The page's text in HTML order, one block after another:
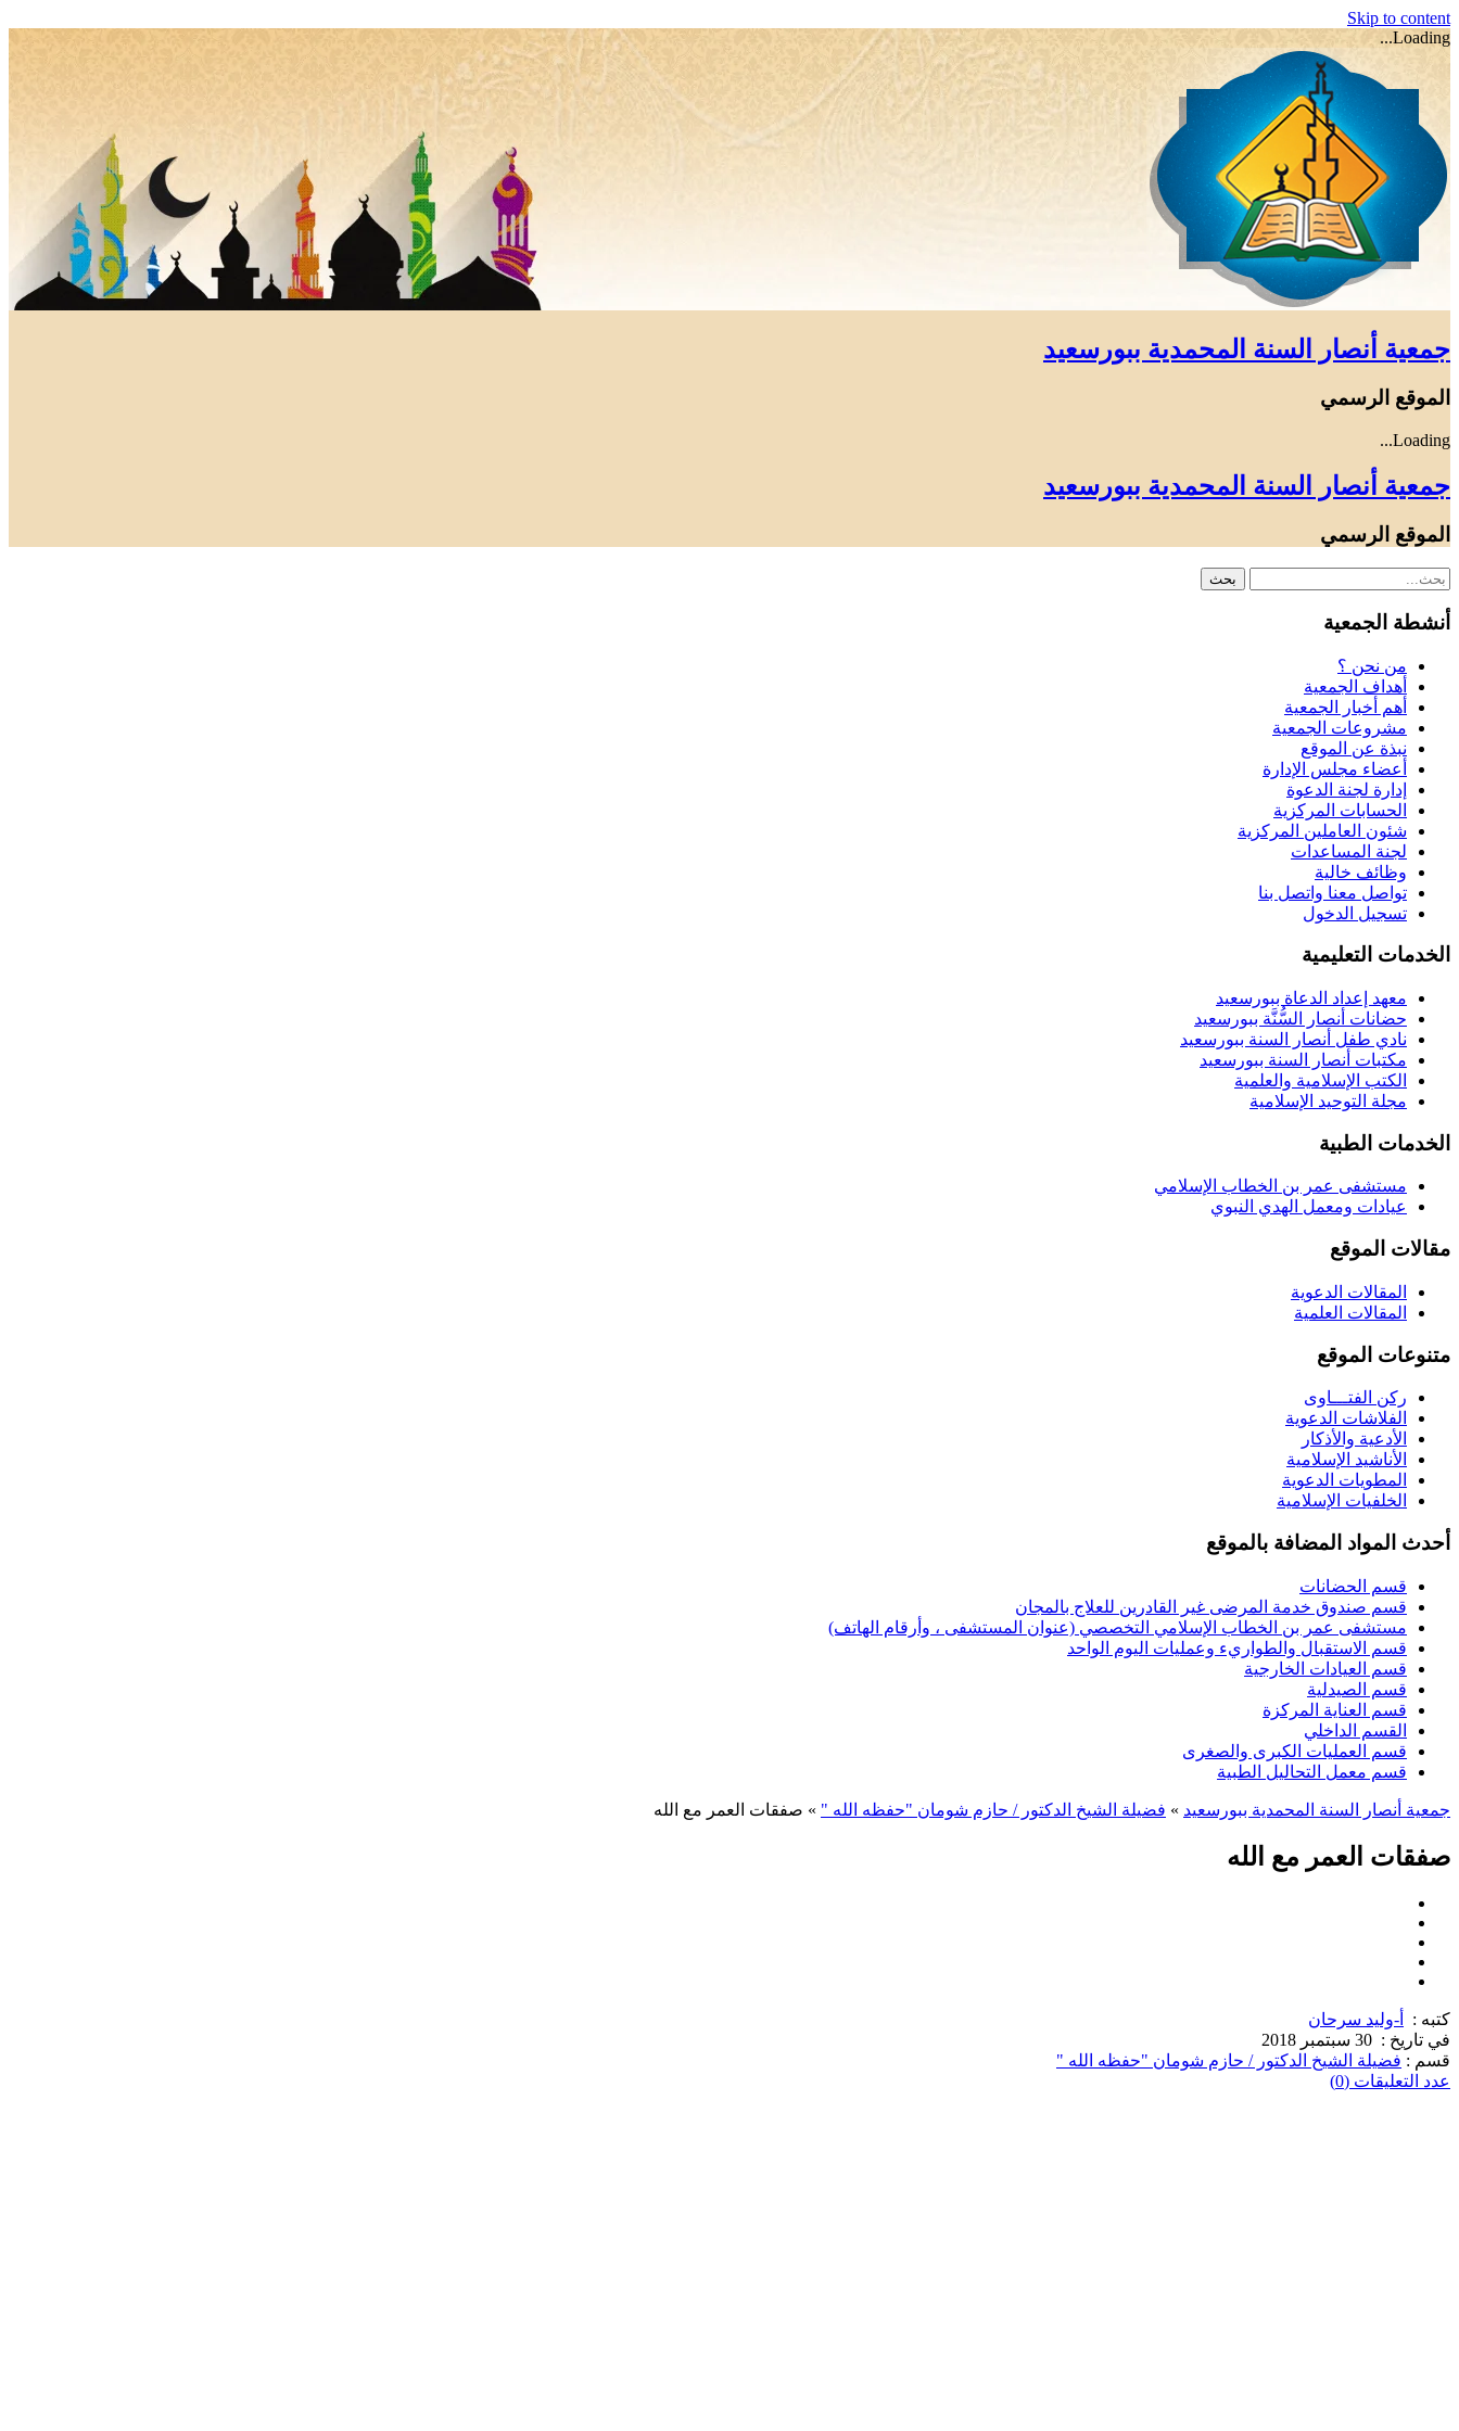
Skip to content
Loading...
جمعية أنصار السنة المحمدية ببورسعيد
الموقع الرسمي
Loading...
جمعية أنصار السنة المحمدية ببورسعيد
الموقع الرسمي
أنشطة الجمعية
من نحن ؟
أهداف الجمعية
أهم أخبار الجمعية
مشروعات الجمعية
نبذة عن الموقع
أعضاء مجلس الإدارة
إدارة لجنة الدعوة
الحسابات المركزية
شئون العاملين المركزية
لجنة المساعدات
وظائف خالية
تواصل معنا واتصل بنا
تسجيل الدخول
الخدمات التعليمية
معهد إعداد الدعاة ببورسعيد
حضانات أنصار السُّنَّة ببورسعيد
نادي طفل أنصار السنة ببورسعيد
مكتبات أنصار السنة ببورسعيد
الكتب الإسلامية والعلمية
مجلة التوحيد الإسلامية
الخدمات الطبية
مستشفى عمر بن الخطاب الإسلامي
عيادات ومعمل الهدي النبوي
مقالات الموقع
المقالات الدعوية
المقالات العلمية
متنوعات الموقع
ركن الفتـــاوى
الفلاشات الدعوية
الأدعية والأذكار
الأناشيد الإسلامية
المطويات الدعوية
الخلفيات الإسلامية
أحدث المواد المضافة بالموقع
قسم الحضانات
قسم صندوق خدمة المرضى غير القادرين للعلاج بالمجان
مستشفى عمر بن الخطاب الإسلامي التخصصي (عنوان المستشفى ، وأرقام الهاتف)
قسم الاستقبال والطواريء وعمليات اليوم الواحد
قسم العيادات الخارجية
قسم الصيدلية
قسم العناية المركزة
القسم الداخلي
قسم العمليات الكبرى والصغرى
قسم معمل التحاليل الطبية
جمعية أنصار السنة المحمدية ببورسعيد » فضيلة الشيخ الدكتور / حازم شومان "حفظه الله " » صفقات العمر مع الله
صفقات العمر مع الله
كتبه :
أ-وليد سرحان
في تاريخ : 30 سبتمبر 2018
قسم : فضيلة الشيخ الدكتور / حازم شومان "حفظه الله "
عدد التعليقات (0)